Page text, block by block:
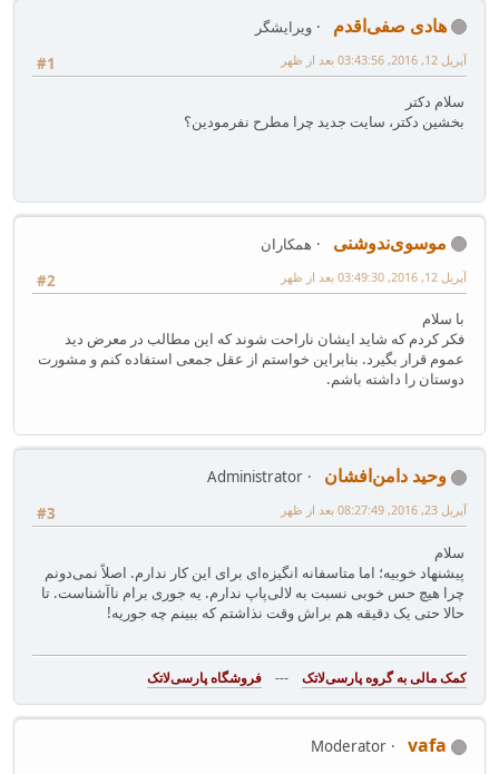
هادی صفی‌اقدم
ویرایشگر
#1
آپریل 12, 2016, 03:43:56 بعد از ظهر
سلام دکتر
بخشین دکتر، سایت جدید چرا مطرح نفرمودین؟
موسوی‌ندوشنی
همکاران
#2
آپریل 12, 2016, 03:49:30 بعد از ظهر
با سلام
فکر کردم که شاید ایشان ناراحت شوند که این مطالب در معرض دید
عموم قرار بگیرد. بنابراین خواستم از عقل جمعی استفاده کنم و مشورت
دوستان را داشته باشم.
وحید دامن‌افشان
Administrator
#3
آپریل 23, 2016, 08:27:49 بعد از ظهر
سلام
پیشنهاد خوبیه؛ اما متاسفانه انگیزه‌ای برای این کار ندارم. اصلاً نمی‌دونم
چرا هیچ حس خوبی نسبت به لالی‌پاپ ندارم. یه جوری برام ناآشناست. تا
حالا حتی یک دقیقه هم براش وقت نذاشتم که ببینم چه جوریه!
--- فروشگاه پارسی‌لاتک‎
vafa
Moderator